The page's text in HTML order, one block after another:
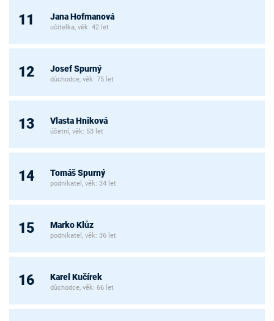
11 Jana Hofmanová
učitelka, věk: 42 let
12 Josef Spurný
důchodce, věk: 75 let
13 Vlasta Hniková
účetní, věk: 53 let
14 Tomáš Spurný
podnikatel, věk: 34 let
15 Marko Klůz
podnikatel, věk: 36 let
16 Karel Kučírek
důchodce, věk: 66 let